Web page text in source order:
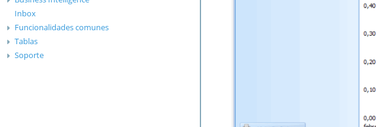
Inbox
Funcionalidades comunes
Tablas
Soporte